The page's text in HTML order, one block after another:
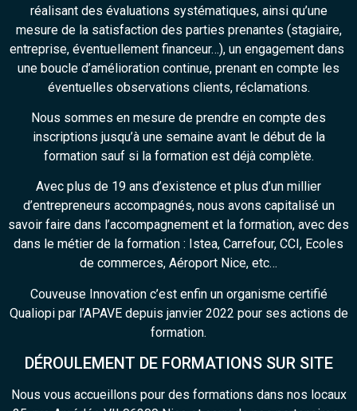
réalisant des évaluations systématiques, ainsi qu’une
mesure de la satisfaction des parties prenantes (stagiaire,
entreprise, éventuellement financeur…), un engagement dans
une boucle d’amélioration continue, prenant en compte les
éventuelles observations clients, réclamations.
Nous sommes en mesure de prendre en compte des
inscriptions jusqu’à une semaine avant le début de la
formation sauf si la formation est déjà complète.
Avec plus de 19 ans d’existence et plus d’un millier
d’entrepreneurs accompagnés, nous avons capitalisé un
savoir faire dans l’accompagnement et la formation, avec des
dans le métier de la formation : Istea, Carrefour, CCI, Ecoles
de commerces, Aéroport Nice, etc…
Couveuse Innovation c’est enfin un organisme certifié
Qualiopi par l’APAVE depuis janvier 2022 pour ses actions de
formation.
DÉROULEMENT DE FORMATIONS SUR SITE
Nous vous accueillons pour des formations dans nos locaux